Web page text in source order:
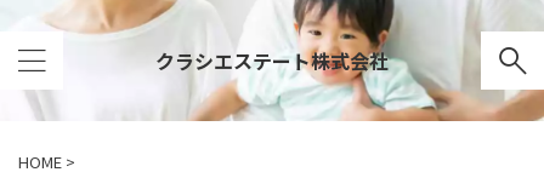
クラシエステート株式会社
HOME >